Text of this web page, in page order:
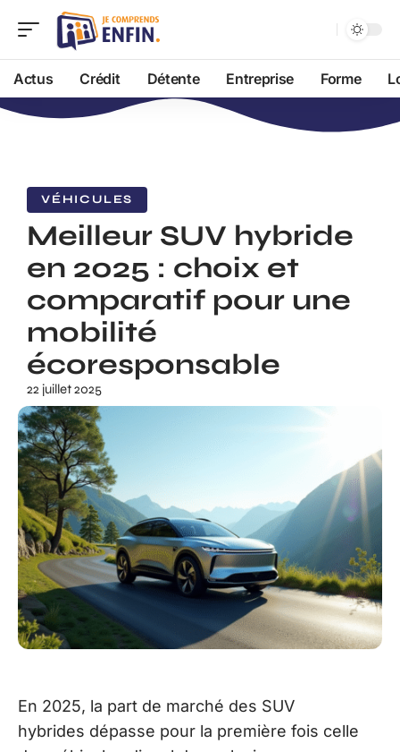
Actus Crédit Détente Entreprise Forme
VÉHICULES
Meilleur SUV hybride
en 2025 : choix et
comparatif pour une
mobilité
écoresponsable
22 juillet 2025
En 2025, la part de marché des SUV
hybrides dépasse pour la première fois celle